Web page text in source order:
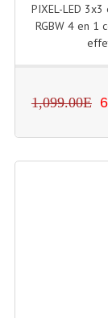
PIXEL-LED
RGBW 4 en 1
1,099.00E